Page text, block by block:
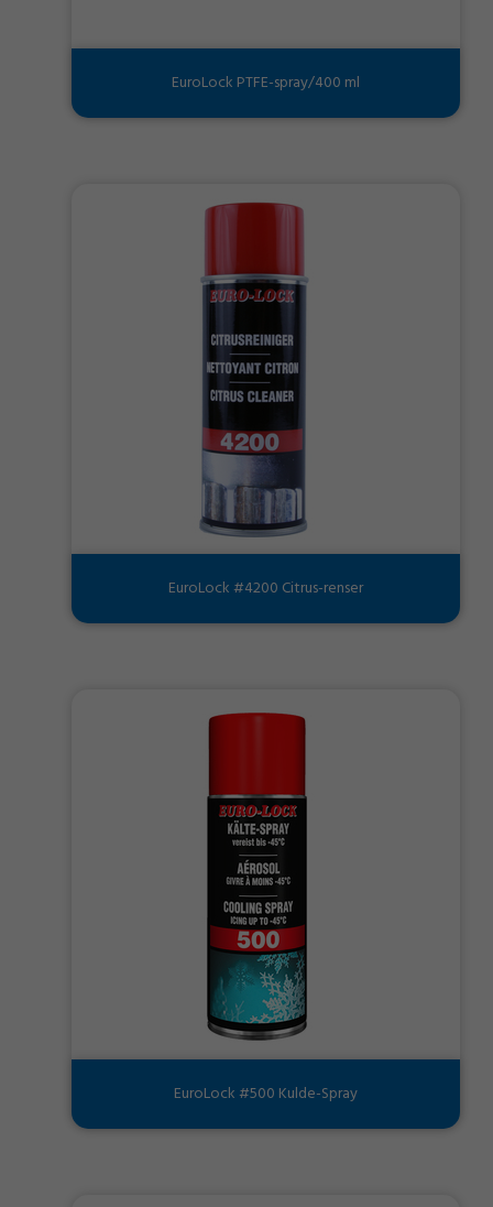
EuroLock PTFE-spray/400 ml
EuroLock #4200 Citrus-renser
EuroLock #500 Kulde-Spray